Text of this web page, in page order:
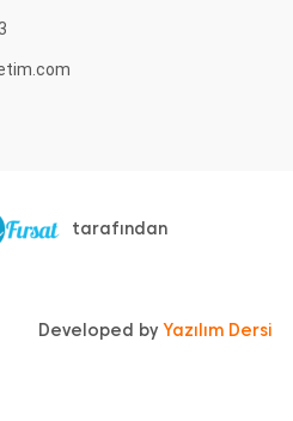
tarafından
Developed by Yazılım Dersi